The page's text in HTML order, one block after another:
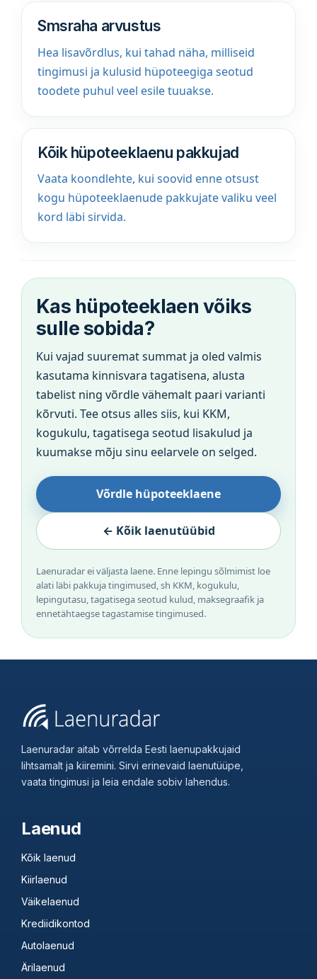
Smsraha arvustus
Hea lisavõrdlus, kui tahad näha, milliseid
tingimusi ja kulusid hüpoteegiga seotud
toodete puhul veel esile tuuakse.
Kõik hüpoteeklaenu pakkujad
Vaata koondlehte, kui soovid enne otsust
kogu hüpoteeklaenude pakkujate valiku veel
kord läbi sirvida.
Kas hüpoteeklaen võiks
sulle sobida?
Kui vajad suuremat summat ja oled valmis
kasutama kinnisvara tagatisena, alusta
tabelist ning võrdle vähemalt paari varianti
kõrvuti. Tee otsus alles siis, kui KKM,
kogukulu, tagatisega seotud lisakulud ja
kuumakse mõju sinu eelarvele on selged.
Võrdle hüpoteeklaene
← Kõik laenutüübid
Laenuradar ei väljasta laene. Enne lepingu sõlmimist loe
alati läbi pakkuja tingimused, sh KKM, kogukulu,
lepingutasu, tagatisega seotud kulud, maksegraafik ja
ennetähtaegse tagastamise tingimused.
Laenuradar aitab võrrelda Eesti laenupakkujaid
lihtsamalt ja kiiremini. Sirvi erinevaid laenutüüpe,
vaata tingimusi ja leia endale sobiv lahendus.
Laenud
Kõik laenud
Kiirlaenud
Väikelaenud
Krediidikontod
Autolaenud
Ärilaenud